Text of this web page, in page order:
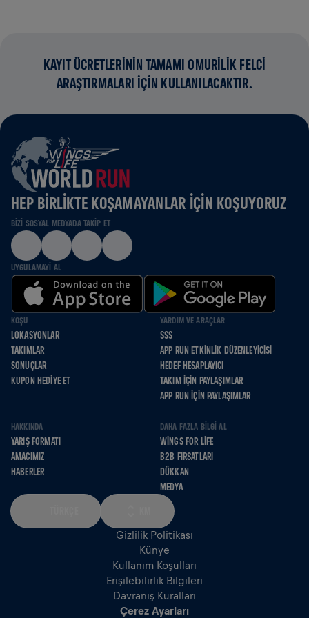
KAYIT ÜCRETLERİNİN TAMAMI OMURİLİK FELCİ
ARAŞTIRMALARI İÇİN KULLANILACAKTIR.
HEP BIRLIKTE KOŞAMAYANLAR IÇIN KOŞUYORUZ
BIZI SOSYAL MEDYADA TAKIP ET
UYGULAMAYI AL
KOŞU
LOKASYONLAR
TAKIMLAR
SONUÇLAR
KUPON HEDIYE ET
YARDIM VE ARAÇLAR
SSS
APP RUN ETKINLIK DÜZENLEYICISI
HEDEF HESAPLAYICI
TAKIM İÇIN PAYLAŞIMLAR
APP RUN İÇIN PAYLAŞIMLAR
HAKKINDA
YARIŞ FORMATI
AMACIMIZ
HABERLER
DAHA FAZLA BILGI AL
WINGS FOR LIFE
B2B FIRSATLARI
DÜKKAN
MEDYA
Gizlilik Politikası
Künye
Kullanım Koşulları
Erişilebilirlik Bilgileri
Davranış Kuralları
Çerez Ayarları